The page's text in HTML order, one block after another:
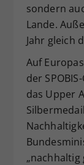
sondern
Lande.
Jahr gleich
Auf
der
das Upper
„nachhaltig